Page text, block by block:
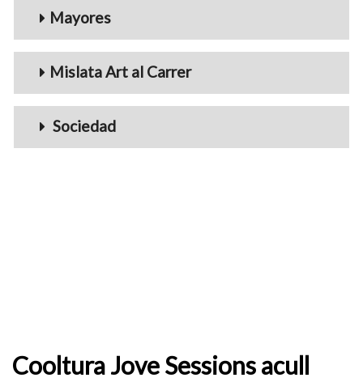
Mayores
Mislata Art al Carrer
Sociedad
Cooltura Jove Sessions acull